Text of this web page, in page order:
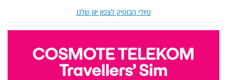
טיולי הבוטיק לצפון יוון שלנו